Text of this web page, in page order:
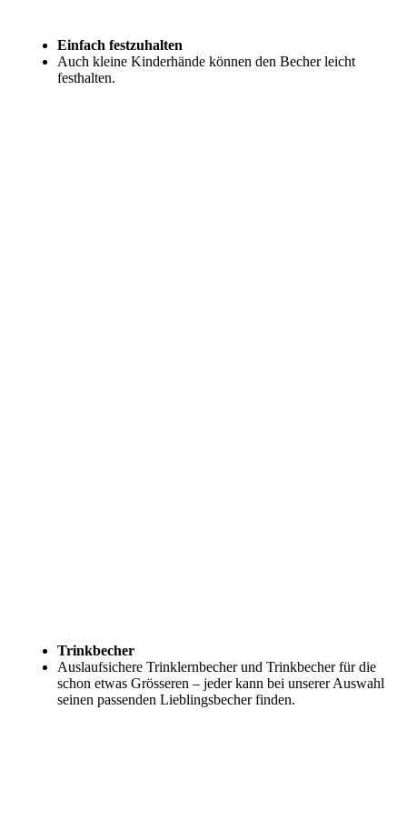
Einfach festzuhalten
Auch kleine Kinderhände können den Becher leicht
festhalten.
Trinkbecher
Auslaufsichere Trinklernbecher und Trinkbecher für die
schon etwas Grösseren – jeder kann bei unserer Auswahl
seinen passenden Lieblingsbecher finden.